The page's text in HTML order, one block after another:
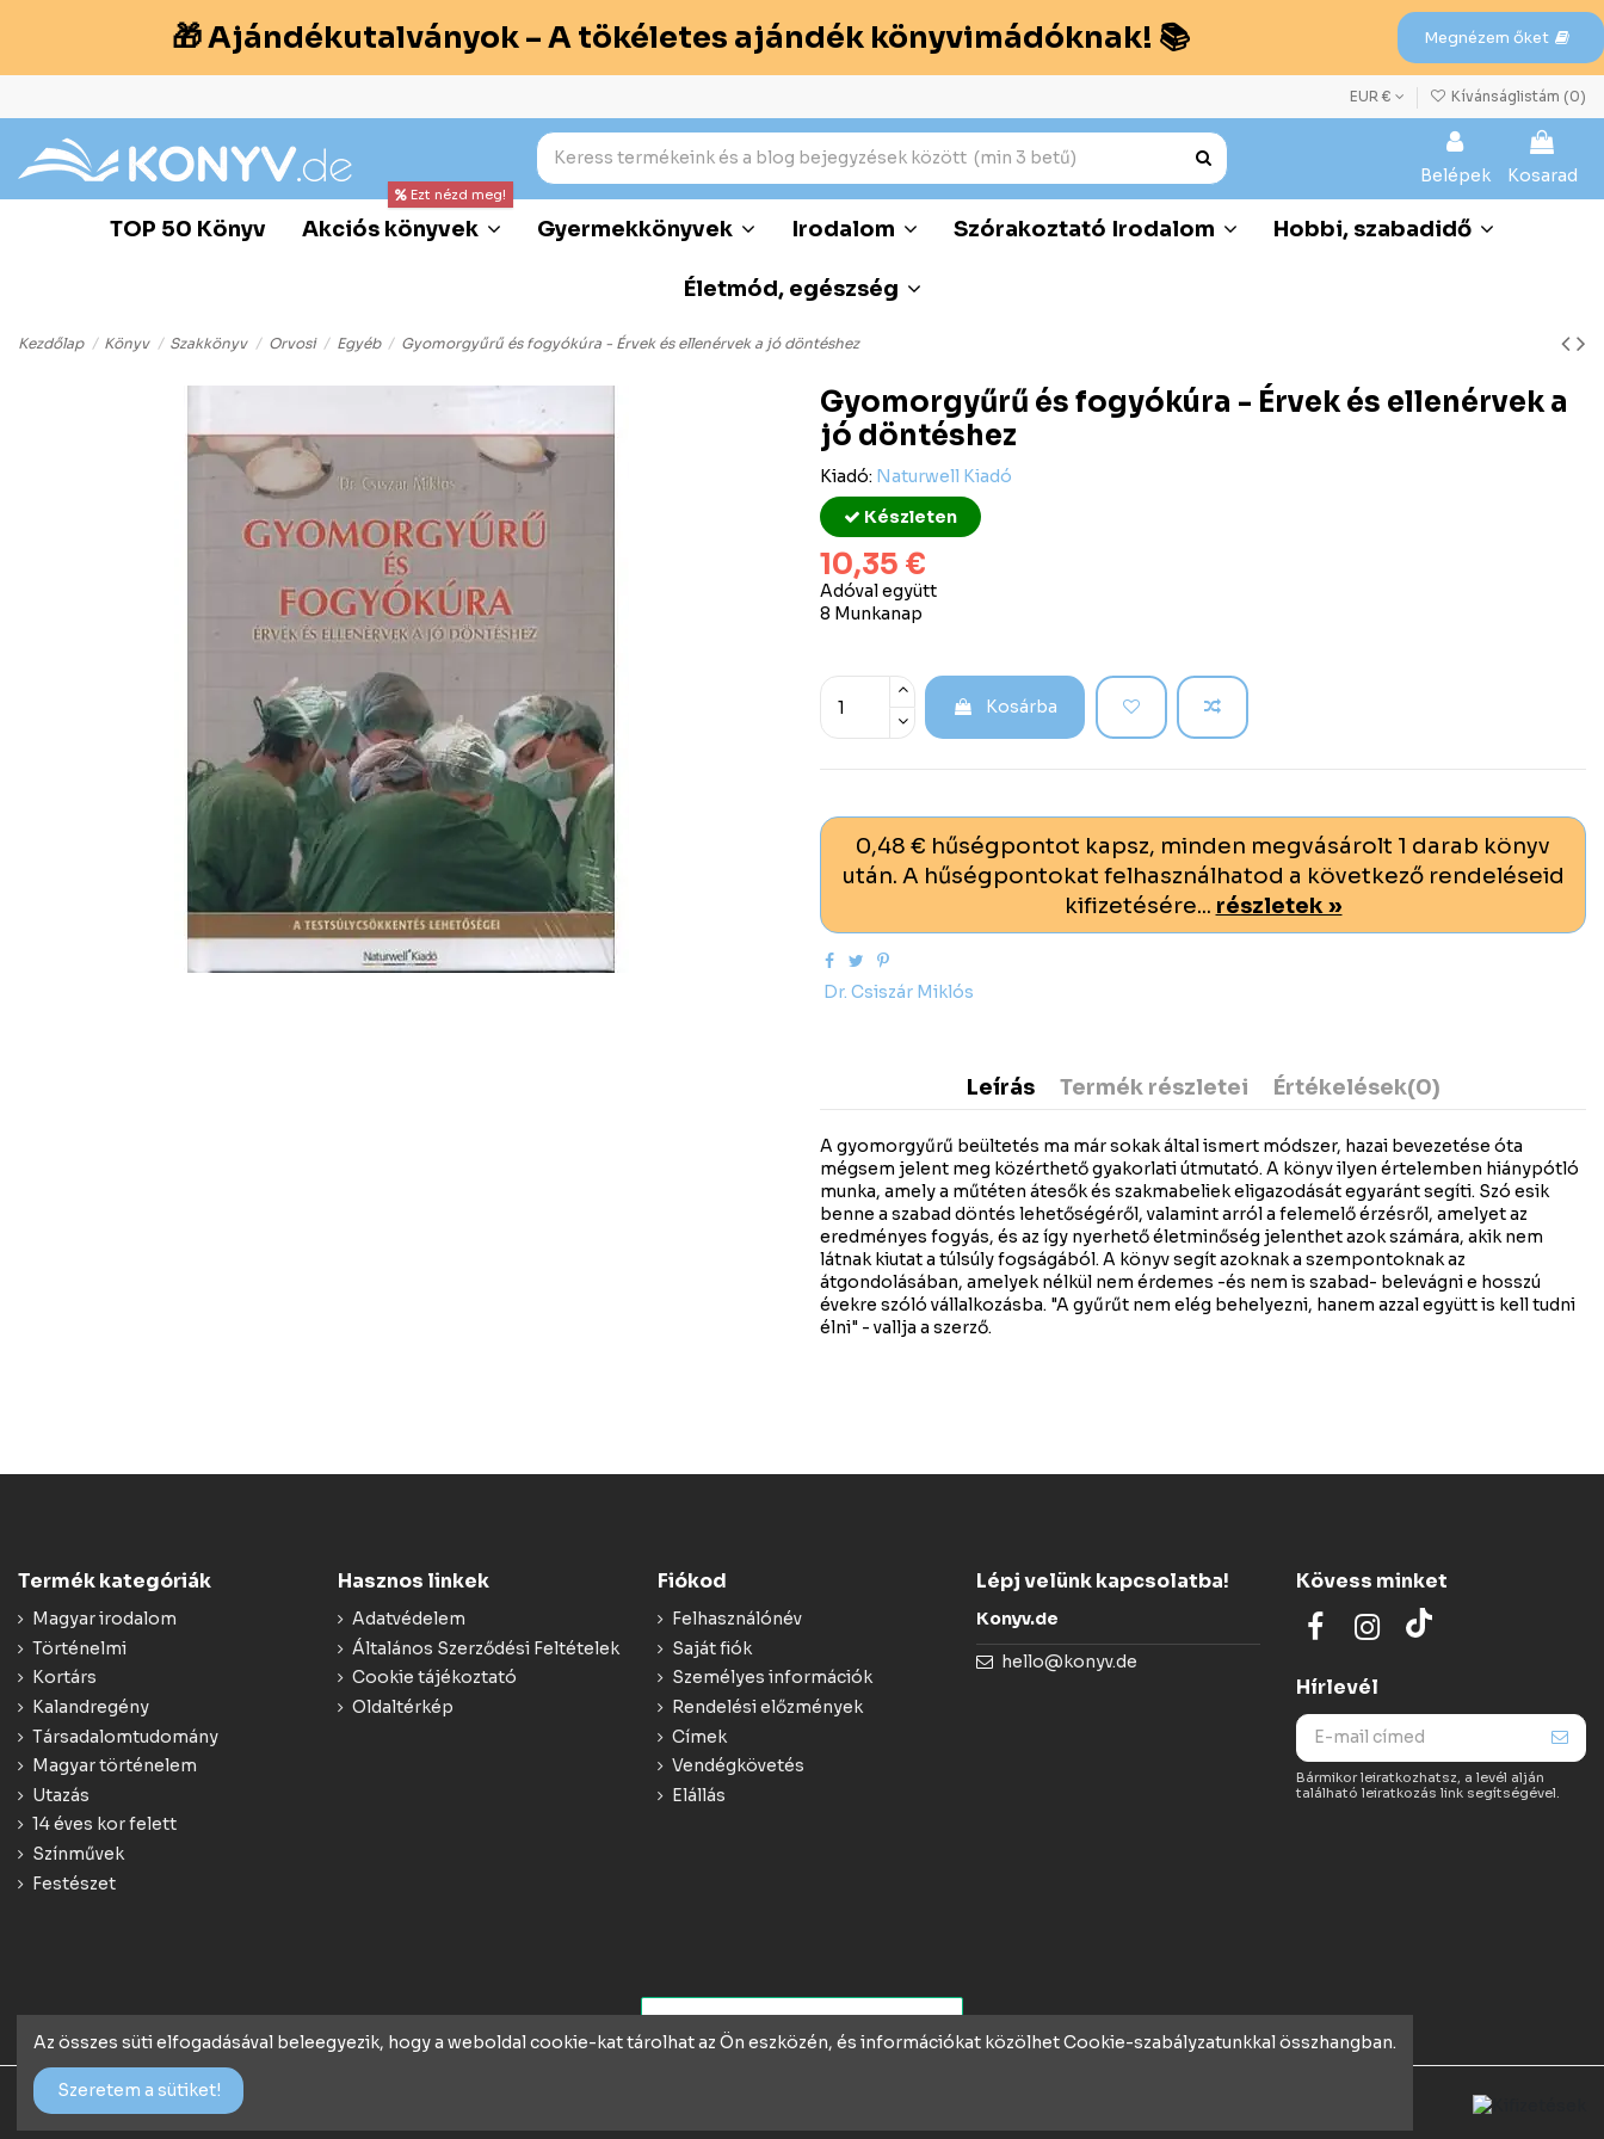
🎁 Ajándékutalványok – A tökéletes ajándék könyvimádóknak! 📚 Megnézem őket
EUR € Kívánságlistám (0)
Belépek Kosarad
TOP 50 Könyv Akciós könyvek
Ezt nézd meg!
Gyermekkönyvek Irodalom Szórakoztató Irodalom Hobbi, szabadidő
Életmód, egészség
Kezdőlap Könyv Szakkönyv Orvosi Egyéb Gyomorgyűrű és fogyókúra - Érvek és ellenérvek a jó döntéshez
Gyomorgyűrű és fogyókúra - Érvek és ellenérvek a
jó döntéshez
Kiadó: Naturwell Kiadó
Készleten
10,35 €
Adóval együtt
8 Munkanap
Kosárba
0,48 € hűségpontot kapsz, minden megvásárolt 1 darab könyv
után. A hűségpontokat felhasználhatod a következő rendeléseid
kifizetésére... részletek »
Dr. Csiszár Miklós
Leírás Termék részletei Értékelések(0)
A gyomorgyűrű beültetés ma már sokak által ismert módszer, hazai bevezetése óta
mégsem jelent meg közérthető gyakorlati útmutató. A könyv ilyen értelemben hiánypótló
munka, amely a műtéten átesők és szakmabeliek eligazodását egyaránt segíti. Szó esik
benne a szabad döntés lehetőségéről, valamint arról a felemelő érzésről, amelyet az
eredményes fogyás, és az így nyerhető életminőség jelenthet azok számára, akik nem
látnak kiutat a túlsúly fogságából. A könyv segít azoknak a szempontoknak az
átgondolásában, amelyek nélkül nem érdemes -és nem is szabad- belevágni e hosszú
évekre szóló vállalkozásba. "A gyűrűt nem elég behelyezni, hanem azzal együtt is kell tudni
élni" - vallja a szerző.
Termék kategóriák
Magyar irodalom
Történelmi
Kortárs
Kalandregény
Társadalomtudomány
Magyar történelem
Utazás
14 éves kor felett
Színművek
Festészet
Hasznos linkek
Adatvédelem
Általános Szerződési Feltételek
Cookie tájékoztató
Oldaltérkép
Fiókod
Felhasználónév
Saját fiók
Személyes információk
Rendelési előzmények
Címek
Vendégkövetés
Elállás
Lépj velünk kapcsolatba!
Konyv.de
hello@konyv.de
Kövess minket
Hírlevél
Bármikor leiratkozhatsz, a levél alján
található leiratkozás link segítségével.
© 2018 Minden jog fenntartva - konyv.de | Webáruház rendszerek ❤️-vel és szakértelmmel
Webstartconsulting.hu
Az összes süti elfogadásával beleegyezik, hogy a weboldal cookie-kat tárolhat az Ön eszközén, és információkat közölhet Cookie-szabályzatunkkal összhangban.
Szeretem a sütiket!